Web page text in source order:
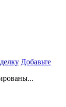
Добавьте